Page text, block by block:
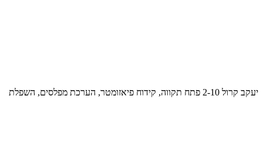
יעקב קרול 2-10 פתח תקווה, קידוח פיאזומטר, הערכת מפלסים, השפלת